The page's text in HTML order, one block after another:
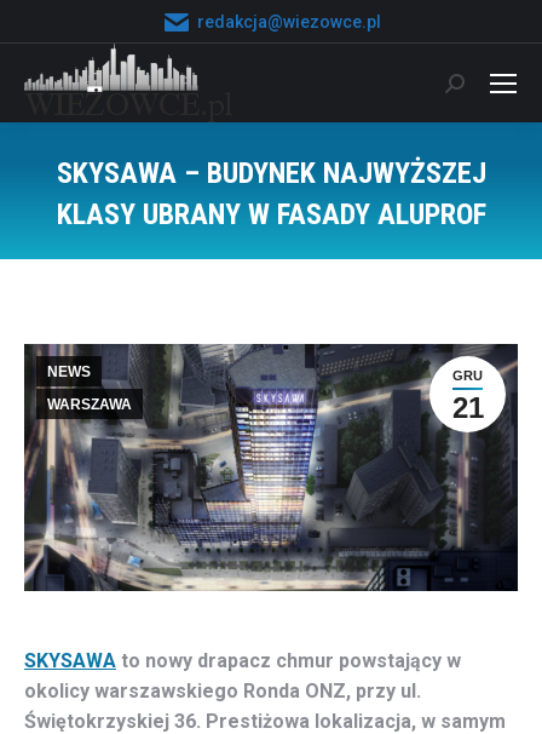
redakcja@wiezowce.pl
Szukaj:
SKYSAWA – BUDYNEK NAJWYŻSZEJ
KLASY UBRANY W FASADY ALUPROF
GRU
21
NEWS
WARSZAWA
SKYSAWA to nowy drapacz chmur powstający w
okolicy warszawskiego Ronda ONZ, przy ul.
Świętokrzyskiej 36. Prestiżowa lokalizacja, w samym